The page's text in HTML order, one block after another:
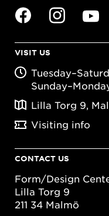
VISIT US
Lilla Torg 9,
Visiting info
CONTACT US
Form/Design
Lilla Torg 9
211 34 Malmö